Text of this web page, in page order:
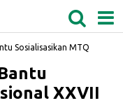
BIDANGRO
Sosialisasikan MTQ
XXVII